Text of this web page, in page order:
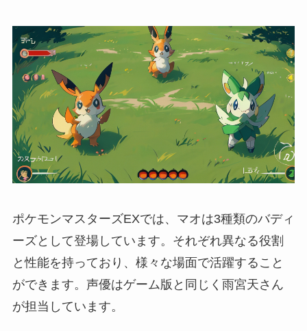
ポケモンマスターズEXでは、マオは3種類のバディ
ーズとして登場しています。それぞれ異なる役割
と性能を持っており、様々な場面で活躍すること
ができます。声優はゲーム版と同じく雨宮天さん
が担当しています。